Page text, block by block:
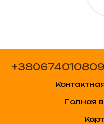
+380674010809
Полная